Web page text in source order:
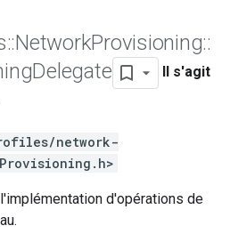
::NetworkProvisioning::
Delegate
Il s'agit
network-
d'opérations de